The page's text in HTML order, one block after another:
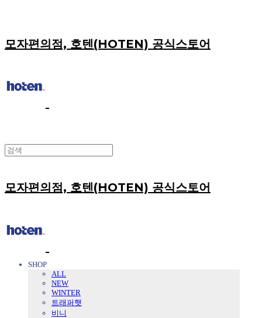
모자편의점, 호텐(HOTEN) 공식스토어
모자편의점, 호텐(HOTEN) 공식스토어
SHOP
ALL
NEW
WINTER
트래퍼햇
비니